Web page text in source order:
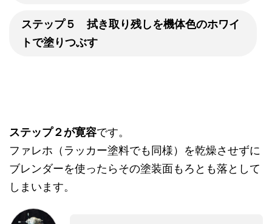
ステップ５ 拭き取り残しを機体色のホワイ
トで塗りつぶす
ステップ２が寛容です。
ファレホ（ラッカー塗料でも同様）を乾燥させずに
ブレンダーを使ったらその塗装面もろとも落として
しまいます。